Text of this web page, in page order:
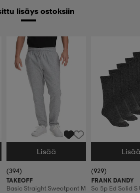
lisäys ostoksiin
Valitse Koko
Lisää
(394)
TAKEOFF
Basic Straight Sweatpant M
Valitse Koko
(929)
FRANK DANDY
So 5p Ed Solid S